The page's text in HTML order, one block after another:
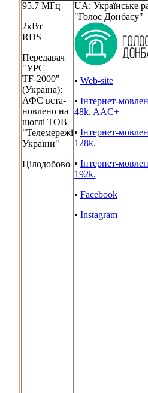
95.7 МГц
2кВт
RDS
Передавач
"УРС
TF-2000"
(Україна);
АФС вста-
новлено на
щоглі ТОВ
"Телемережі
України"
Цілодобово
UA: Українське
"Голос Донбасу"
• Web-site
• Інтернет-
48k. AAC+
• Інтернет-
128k.
• Інтернет-
192k.
• Facebook
• Instagram